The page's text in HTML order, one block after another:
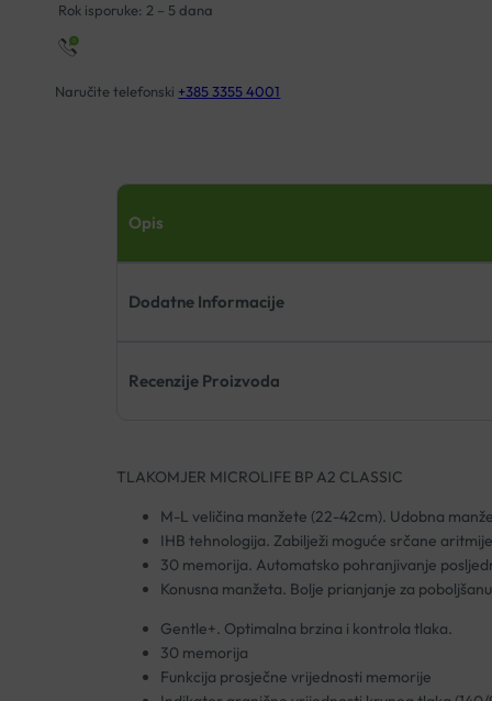
Rok isporuke: 2 – 5 dana
Naručite telefonski +385 3355 4001
Opis
Dodatne Informacije
Recenzije Proizvoda
TLAKOMJER MICROLIFE BP A2 CLASSIC
M-L veličina manžete (22-42cm). Udobna
IHB tehnologija. Zabilježi moguće srčane
30 memorija. Automatsko pohranjivanje
Konusna manžeta. Bolje prianjanje za
Gentle+. Optimalna brzina i kontrola tlaka.
30 memorija
Funkcija prosječne vrijednosti memorije